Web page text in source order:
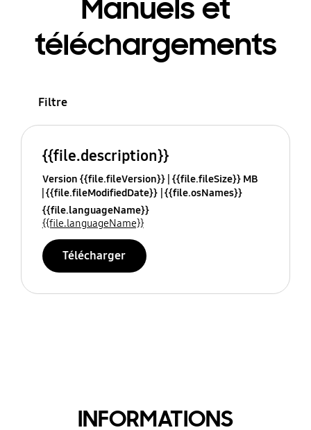
Manuels et
téléchargements
Filtre
{{file.description}}
Version {{file.fileVersion}} {{file.fileSize}} MB
{{file.fileModifiedDate}} {{file.osNames}}
{{file.languageName}}
{{file.languageName}}
Télécharger
INFORMATIONS